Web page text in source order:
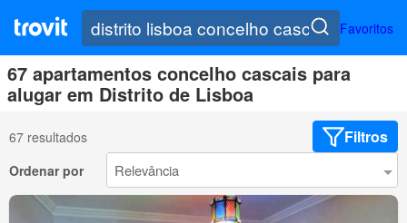
Favoritos
67 apartamentos concelho cascais para
alugar em Distrito de Lisboa
67 resultados Filtros
Ordenar por